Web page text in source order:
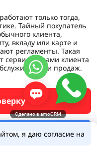
только тогда,
Тайный покупатель
клиента,
вкладу или карте и
регламенты. Такая
сервис глазами клиента
и продаж.
я даю согласие на
Сделано в amoCRM